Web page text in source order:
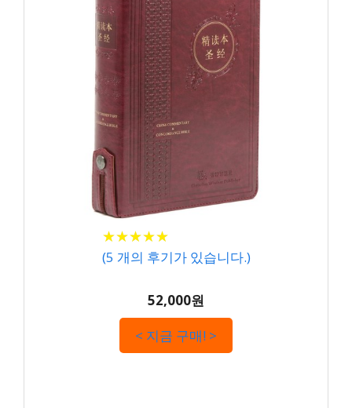
★★★★★
★★★★★
(5 개의 후기가 있습니다.)
52,000원
< 지금 구매! >